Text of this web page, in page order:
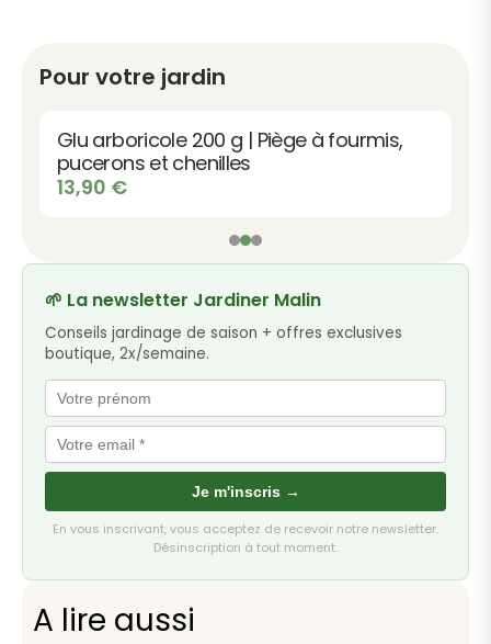
Pour votre jardin
Glu arboricole 200 g | Piège à fourmis,
pucerons et chenilles
13,90 €
🌱 La newsletter Jardiner Malin
Conseils jardinage de saison + offres exclusives
boutique, 2x/semaine.
Je m'inscris →
En vous inscrivant, vous acceptez de recevoir notre newsletter.
Désinscription à tout moment.
A lire aussi